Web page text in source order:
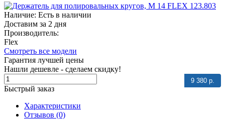
Наличие: Есть в наличии
Доставим за 2 дня
Производитель:
Flex
Смотреть все модели
Гарантия лучшей цены
Нашли дешевле - сделаем скидку!
9 380 р.
Быстрый заказ
Характеристики
Отзывов (0)